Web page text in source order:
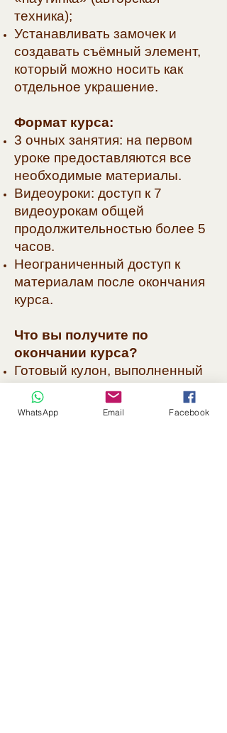
техника);
Устанавливать замочек и
создавать съёмный элемент,
который можно носить как
отдельное украшение.
Формат курса:
3 очных занятия: на первом
уроке предоставляются все
необходимые материалы.
Видеоуроки: доступ к 7
видеоурокам общей
продолжительностью более 5
часов.
Неограниченный доступ к
материалам после окончания
курса.
Что вы получите по
окончании курса?
Готовый кулон, выполненный
в технике бисероплетения;
Навыки и знания для
WhatsApp Email Facebook